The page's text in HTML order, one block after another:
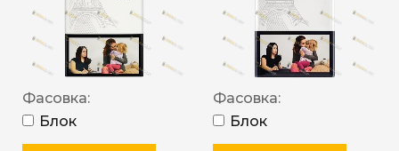
Фасовка:
Блок
Фасовка:
Блок